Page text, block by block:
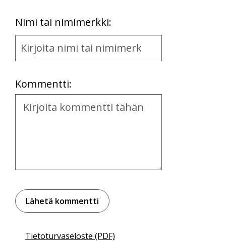
Nimi tai nimimerkki:
Name
and
Kommentti:
Kommentti
Tietoturvaseloste (PDF)